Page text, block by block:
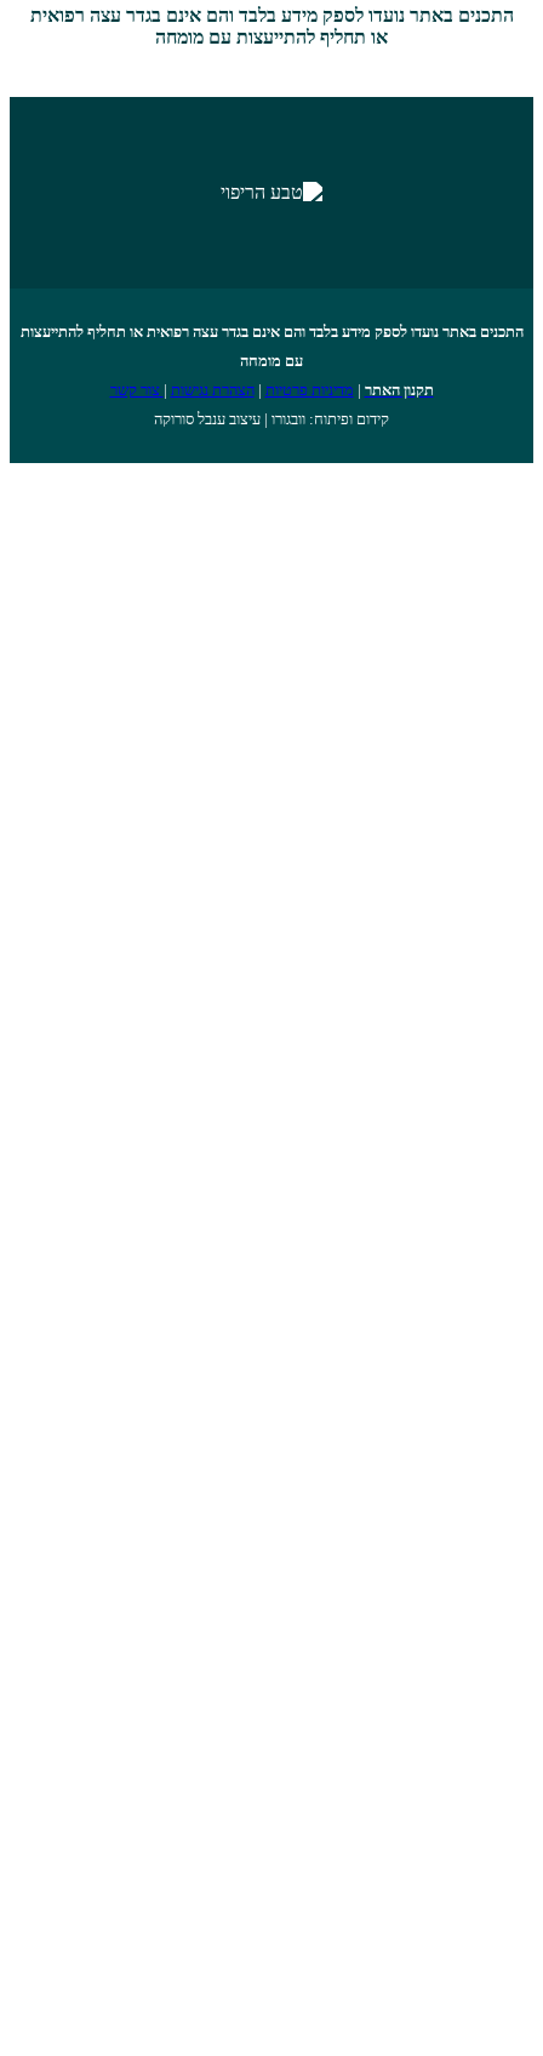
לספק מידע בלבד והם אינם בגדר עצה רפואית
או תחליף להתייעצות עם מומחה
מידע בלבד והם אינם בגדר עצה רפואית או תחליף להתייעצות
מדיניות פרטיות |הצהרת נגישות|צור קשר
קידום ופיתוח: וובגורו | עיצוב ענבל סורוקה